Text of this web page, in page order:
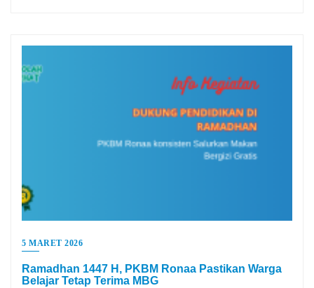
5 MARET 2026
Ramadhan 1447 H, PKBM Ronaa Pastikan Warga
Belajar Tetap Terima MBG